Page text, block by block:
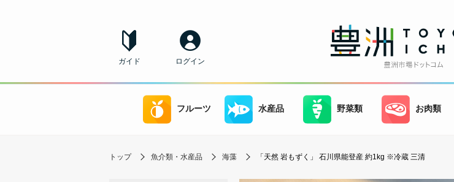
ガイド ログイン
フルーツ 水産品 野菜類 お肉類
トップ 魚介類・水産品 海藻 「天然 岩もずく」 石川県能登産 約1kg ※冷蔵 三清